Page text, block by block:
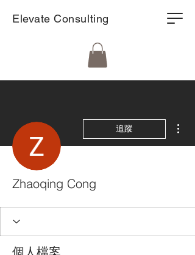
Elevate Consulting
追蹤
Zhaoqing Cong
個人檔案